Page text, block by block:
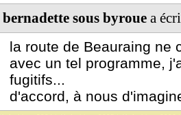
bernadette sous byroue a
la route de Beauraing ne
avec un tel programme,
fugitifs...
d'accord, à nous